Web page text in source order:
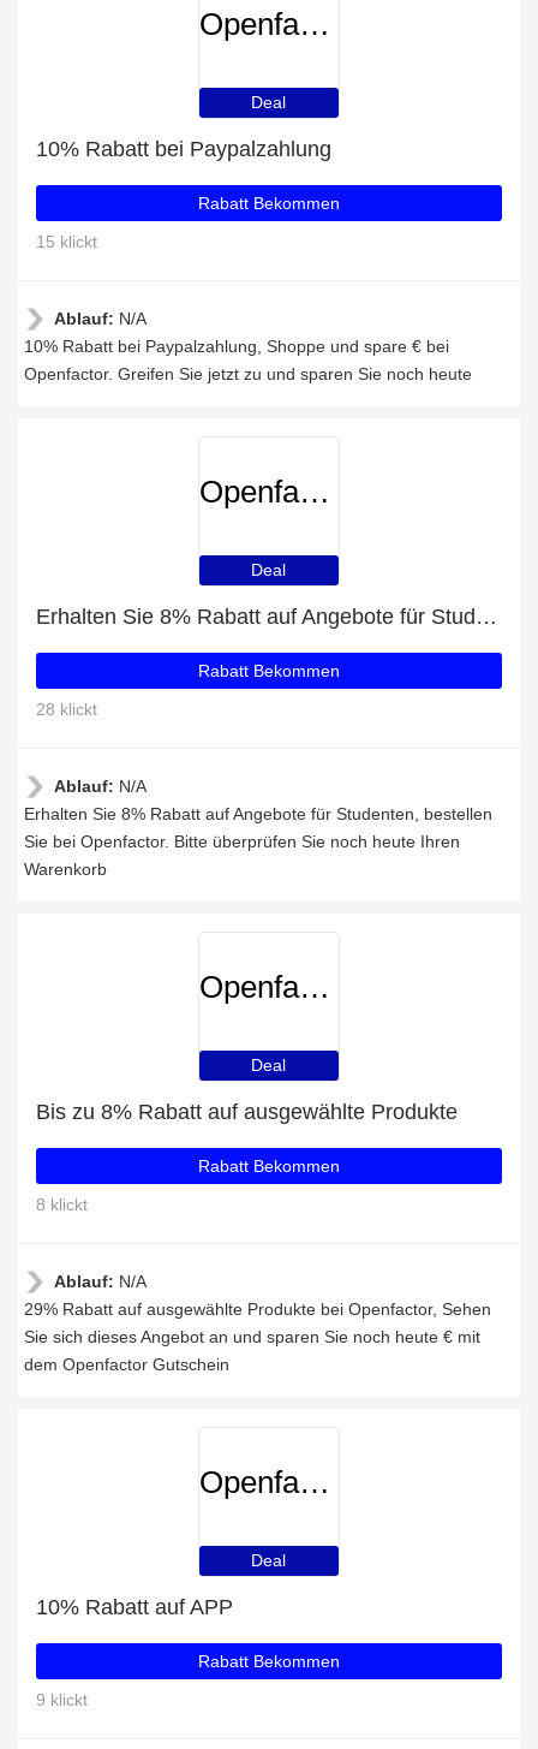
Openfactor
Deal
10% Rabatt bei Paypalzahlung
Rabatt Bekommen
15 klickt
Ablauf: N/A
10% Rabatt bei Paypalzahlung, Shoppe und spare € bei
Openfactor. Greifen Sie jetzt zu und sparen Sie noch heute
Openfactor
Deal
Erhalten Sie 8% Rabatt auf Angebote für Studenten
Rabatt Bekommen
28 klickt
Ablauf: N/A
Erhalten Sie 8% Rabatt auf Angebote für Studenten, bestellen
Sie bei Openfactor. Bitte überprüfen Sie noch heute Ihren
Warenkorb
Openfactor
Deal
Bis zu 8% Rabatt auf ausgewählte Produkte
Rabatt Bekommen
8 klickt
Ablauf: N/A
29% Rabatt auf ausgewählte Produkte bei Openfactor, Sehen
Sie sich dieses Angebot an und sparen Sie noch heute € mit
dem Openfactor Gutschein
Openfactor
Deal
10% Rabatt auf APP
Rabatt Bekommen
9 klickt